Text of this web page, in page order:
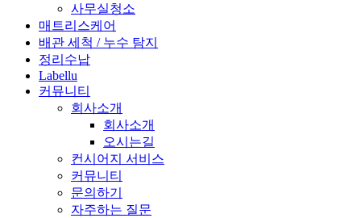
사무실청소
매트리스케어
배관 세척 / 누수 탐지
정리수납
Labellu
커뮤니티
회사소개
회사소개
오시는길
컨시어지 서비스
커뮤니티
문의하기
자주하는 질문